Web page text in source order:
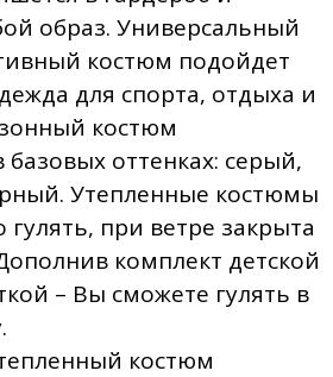
образ. Универсальный
костюм подойдет
для спорта, отдыха и
костюм
базовых оттенках: серый,
Утепленные костюмы
гулять, при ветре закрыта
комплект детской
– Вы сможете гулять в
костюм